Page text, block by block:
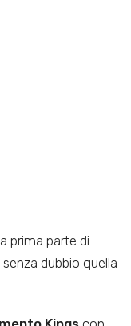
prima parte di
dubbio quella